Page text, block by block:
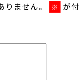
ません。 ※ が付